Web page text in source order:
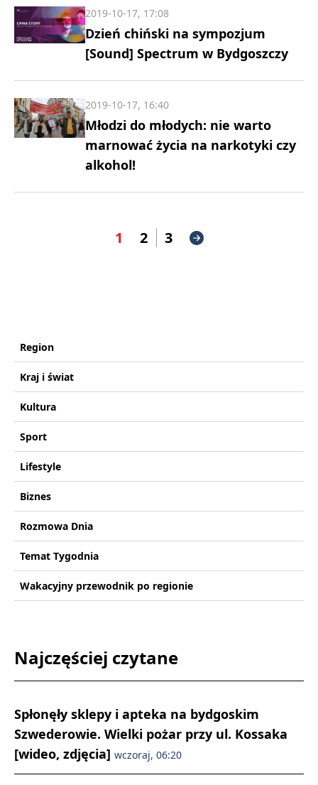
Dzień chiński na sympozjum
[Sound] Spectrum w Bydgoszczy
2019-10-17, 17:08
Młodzi do młodych: nie warto
marnować życia na narkotyki czy
alkohol!
2019-10-17, 16:40
1 2 3
Region
Kraj i świat
Kultura
Sport
Lifestyle
Biznes
Rozmowa Dnia
Temat Tygodnia
Wakacyjny przewodnik po regionie
Najczęściej czytane
Spłonęły sklepy i apteka na bydgoskim
Szwederowie. Wielki pożar przy ul. Kossaka
[wideo, zdjęcia] wczoraj, 06:20